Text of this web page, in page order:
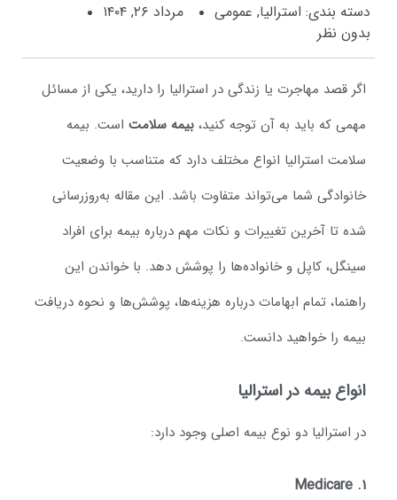
بندی: استرالیا,عمومی
مرداد ۲۶, ۱۴۰۴
نظر
قصد مهاجرت یا زندگی در استرالیا را دارید، یکی از مسائل
که باید به آن توجه کنید، بیمه سلامتاست. بیمه
استرالیا انواع مختلف دارد که متناسب با وضعیت
شما می‌تواند متفاوت باشد. این مقاله به‌روزرسانی
تا آخرین تغییرات و نکات مهم درباره بیمه برای افراد
کاپل و خانواده‌ها را پوشش دهد. با خواندن این
تمام ابهامات درباره هزینه‌ها، پوشش‌ها و نحوه دریافت
را خواهید دانست.
بیمه در استرالیا
استرالیا دو نوع بیمه اصلی وجود دارد: